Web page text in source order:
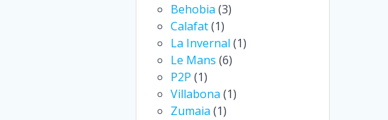
Behobia (3)
Calafat(1)
La Invernal (1)
Le Mans (6)
P2P (1)
Villabona (1)
Zumaia (1)